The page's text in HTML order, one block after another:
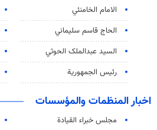
الامام الخامنئي
الحاج قاسم سليماني
السید عبدالملک الحوثي
رئيس الجمهورية
اخبار المنظمات والمؤسسات
مجلس خبراء القيادة